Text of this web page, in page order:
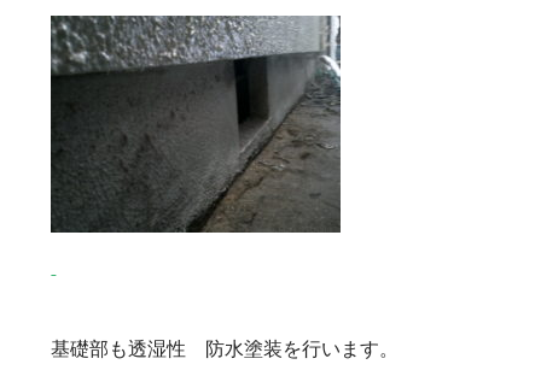
基礎部も透湿性 防水塗装を行います。